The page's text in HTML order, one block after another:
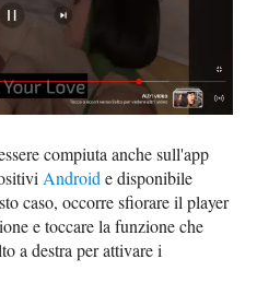
compiuta anche sull'app
Android e disponibile
caso, occorre sfiorare il player
e toccare la funzione che
a destra per attivare i